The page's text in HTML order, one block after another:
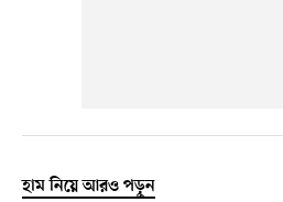
হাম নিয়ে আরও পড়ুন